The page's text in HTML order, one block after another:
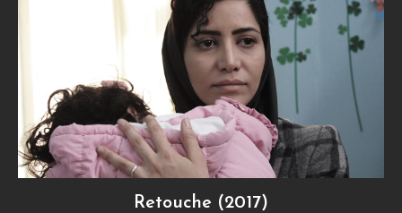
Retouche (2017)